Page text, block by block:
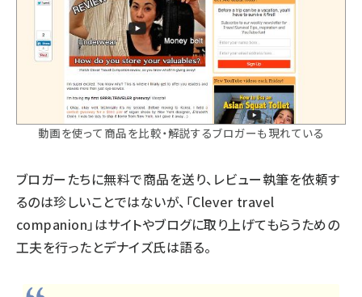
動画を使って商品を比較・解説するブロガーも現れている
ブロガーたちに無料で商品を送り、レビュー執筆を依頼す
るのは珍しいことではないが、「Clever travel
companion」はサイトやブログに取り上げてもらうための
工夫を行ったとデナイズ氏は語る。